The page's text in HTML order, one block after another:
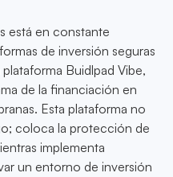
está en constante
de inversión seguras
Buidlpad Vibe,
de la financiación en
Esta plataforma no
coloca la protección de
implementa
un entorno de inversión